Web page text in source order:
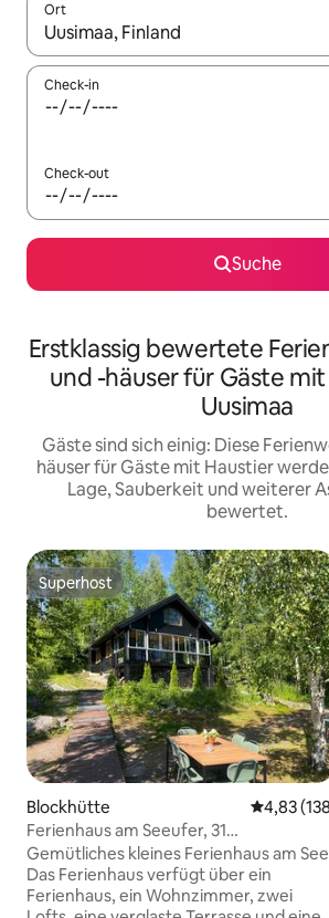
Ort
Wenn Ergebnisse verfügbar sind,
Check-in
Check-out
Suche
Erstklassig bewertete
und -häuser für Gäste
Uusimaa
Gäste sind sich einig: Diese
häuser für Gäste mit Haustier
Lage, Sauberkeit und weiterer
bewertet.
Superhost
Superhost
Blockhütte
4,83
Ferienhaus am Seeufer, 31
Quadratmeter + 2 Balkone
Gemütliches kleines Ferienhaus am
Das Ferienhaus verfügt über ein
Ferienhaus, ein Wohnzimmer, zwei